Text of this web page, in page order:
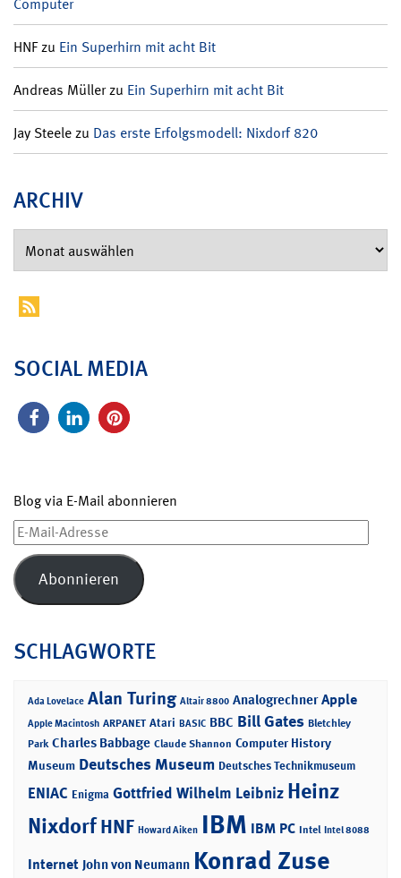
HNFzu Ein Superhirn mit acht Bit
Andreas Müllerzu Ein Superhirn mit acht Bit
Jay Steelezu Das erste Erfolgsmodell: Nixdorf 820
ARCHIV
SOCIAL MEDIA
Blog via E-Mail abonnieren
E-
Mail-
Adresse
Abonnieren
SCHLAGWORTE
Ada Lovelace Alan Turing Altair 8800 Analogrechner Apple
Apple Macintosh ARPANET Atari BASIC BBC Bill Gates Bletchley
Park Charles Babbage Claude Shannon Computer History
Museum Deutsches Museum Deutsches Technikmuseum
ENIAC Enigma Gottfried Wilhelm Leibniz Heinz
NixdorfHNF Howard Aiken IBM IBM PC Intel Intel 8088
Internet John von Neumann Konrad Zuse